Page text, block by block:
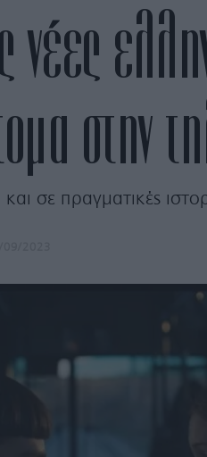
νέες
στην
σε πραγματικές